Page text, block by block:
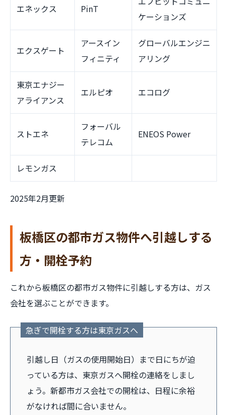
エネックス PinT
ケーションズ
エクスゲート
アースイン
フィニティ
グローバルエンジニ
アリング
東京エナジー
アライアンス
エルピオ エコログ
ストエネ
フォーバル
テレコム
ENEOS Power
レモンガス
2025年2月更新
板橋区の都市ガス物件へ引越しする
方・開栓予約
これから板橋区の都市ガス物件に引越しする方は、ガス
会社を選ぶことができます。
急ぎで開栓する方は東京ガスへ
引越し日（ガスの使用開始日）まで日にちが迫
っている方は、東京ガスへ開栓の連絡をしまし
ょう。新都市ガス会社での開栓は、日程に余裕
がなければ間に合いません。